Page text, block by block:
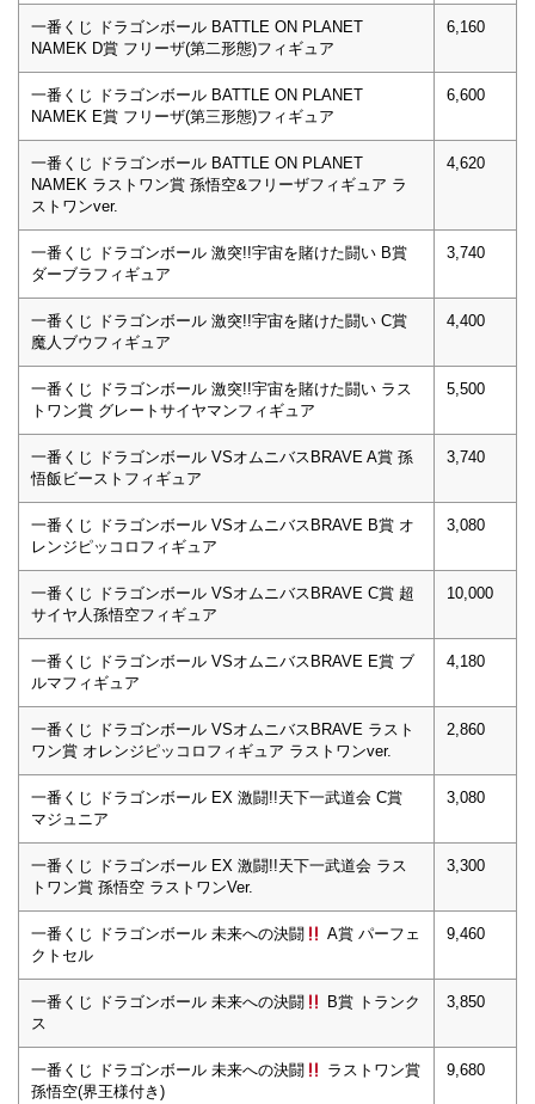
一番くじ ドラゴンボール BATTLE ON PLANET
NAMEK D賞 フリーザ(第二形態)フィギュア
6,160
一番くじ ドラゴンボール BATTLE ON PLANET
NAMEK E賞 フリーザ(第三形態)フィギュア
6,600
一番くじ ドラゴンボール BATTLE ON PLANET
NAMEK ラストワン賞 孫悟空&フリーザフィギュア ラ
ストワンver.
4,620
一番くじ ドラゴンボール 激突!!宇宙を賭けた闘い B賞
ダーブラフィギュア
3,740
一番くじ ドラゴンボール 激突!!宇宙を賭けた闘い C賞
魔人ブウフィギュア
4,400
一番くじ ドラゴンボール 激突!!宇宙を賭けた闘い ラス
トワン賞 グレートサイヤマンフィギュア
5,500
一番くじ ドラゴンボール VSオムニバスBRAVE A賞 孫
悟飯ビーストフィギュア
3,740
一番くじ ドラゴンボール VSオムニバスBRAVE B賞 オ
レンジピッコロフィギュア
3,080
一番くじ ドラゴンボール VSオムニバスBRAVE C賞 超
サイヤ人孫悟空フィギュア
10,000
一番くじ ドラゴンボール VSオムニバスBRAVE E賞 ブ
ルマフィギュア
4,180
一番くじ ドラゴンボール VSオムニバスBRAVE ラスト
ワン賞 オレンジピッコロフィギュア ラストワンver.
2,860
一番くじ ドラゴンボール EX 激闘!!天下一武道会 C賞
マジュニア
3,080
一番くじ ドラゴンボール EX 激闘!!天下一武道会 ラス
トワン賞 孫悟空 ラストワンVer.
3,300
一番くじ ドラゴンボール 未来への決闘
A賞 パーフェ
クトセル
9,460
一番くじ ドラゴンボール 未来への決闘
B賞 トランク
ス
3,850
一番くじ ドラゴンボール 未来への決闘
ラストワン賞
孫悟空(界王様付き)
9,680